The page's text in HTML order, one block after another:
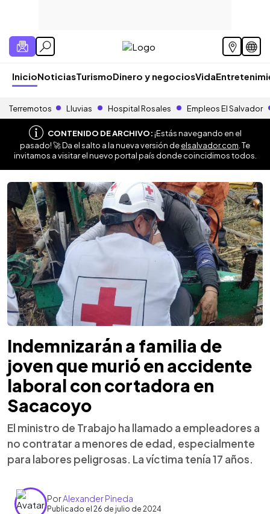
InicioNoticiasTurismoDinero y negociosVida
Terremotos Lluvias Hospital Rosales Empleos El Salvador
CONTENIDO DE ARCHIVO:¡Estás navegando en el
pasado! 🚀 Da el salto a la nueva versión deelsalvador.com . Te
invitamos a visitar el nuevo portal país donde coincidimos todos.
Indemnizarán a familia de
joven que murió en accidente
laboral con cortadora en
Sacacoyo
El ministro de Trabajo ha llamado a empleadores a
no contratar a menores de edad, especialmente
para labores peligrosas. La víctima tenía 17 años.
PorAlexander Pineda
Publicado el 26 de julio de 2024